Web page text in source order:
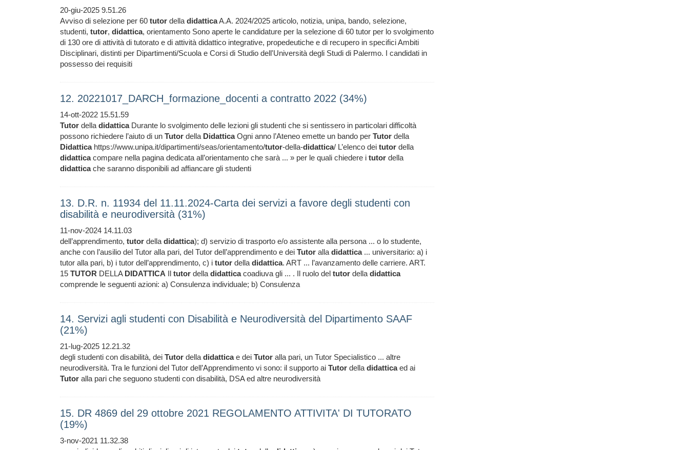
20-giu-2025 9.51.26
Avviso di selezione per 60 tutor della didatticaA.A. 2024/2025 articolo, notizia, unipa, bando, selezione,
studenti, tutor, didattica, orientamento Sono aperte le candidature per la selezione di 60 tutor per lo svolgimento
di 130 ore di attività di tutorato e di attività didattico integrative, propedeutiche e di recupero in specifici Ambiti
Disciplinari, distinti per Dipartimenti/Scuola e Corsi di Studio dell'Università degli Studi di Palermo. I candidati in
possesso dei requisiti
12. 20221017_DARCH_formazione_docenti a contratto 2022 (34%)
14-ott-2022 15.51.59
Tutor della didatticaDurante lo svolgimento delle lezioni gli studenti che si sentissero in particolari difficoltà
possono richiedere l’aiuto di un Tutor della DidatticaOgni anno l’Ateneo emette un bando per Tutor della
Didatticahttps://www.unipa.it/dipartimenti/seas/orientamento/tutor-della-didattica/ L’elenco dei tutor della
didatticacompare nella pagina dedicata all’orientamento che sarà ... » per le quali chiedere i tutor della
didatticache saranno disponibili ad affiancare gli studenti
13. D.R. n. 11934 del 11.11.2024-Carta dei servizi a favore degli studenti con
disabilità e neurodiversità (31%)
11-nov-2024 14.11.03
dell’apprendimento, tutor della didattica); d) servizio di trasporto e/o assistente alla persona ... o lo studente,
anche con l’ausilio del Tutor alla pari, del Tutor dell’apprendimento e dei Tutor alla didattica... universitario: a) i
tutor alla pari, b) i tutor dell’apprendimento, c) i tutor della didattica. ART ... l’avanzamento delle carriere. ART.
15 TUTOR DELLA DIDATTICA Il tutor della didatticacoadiuva gli ... . Il ruolo del tutor della didattica
comprende le seguenti azioni: a) Consulenza individuale; b) Consulenza
14. Servizi agli studenti con Disabilità e Neurodiversità del Dipartimento SAAF
(21%)
21-lug-2025 12.21.32
degli studenti con disabilità, dei Tutor della didatticae dei Tutor alla pari, un Tutor Specialistico ... altre
neurodiversità. Tra le funzioni del Tutor dell’Apprendimento vi sono: il supporto ai Tutor della didatticaed ai
Tutor alla pari che seguono studenti con disabilità, DSA ed altre neurodiversità
15. DR 4869 del 29 ottobre 2021 REGOLAMENTO ATTIVITA' DI TUTORATO
(19%)
3-nov-2021 11.32.38